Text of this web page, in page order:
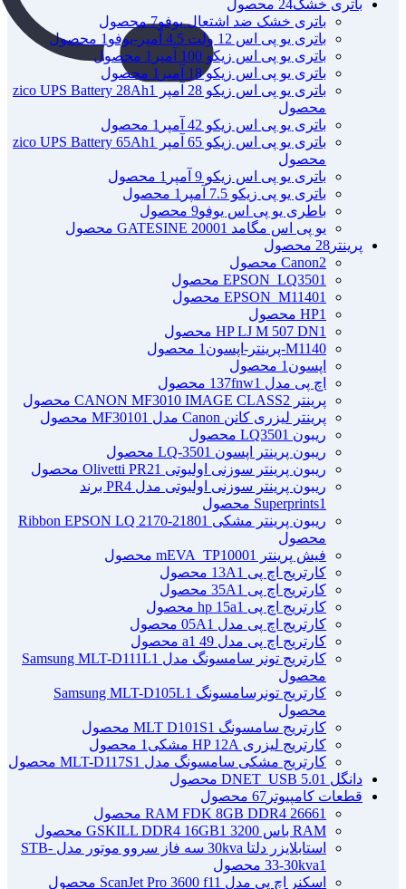
باتری خشک24 محصول
باتری خشک ضد اشتعال یوفو7 محصول
باتری یو پی اس 12 ولت 4.5 آمپر-یوفو
1 محصول
باتری یو پی اس زیکو 100 آمپر
1 محصول
باتری یو پی اس زیکو 18 آمپر
1 محصول
باتری یو پی اس زیکو 28 آمپر zico UPS Battery 28Ah
1
محصول
باتری یو پی اس زیکو 42 آمپر
1 محصول
باتری یو پی اس زیکو 65 آمپر zico UPS Battery 65Ah
1
محصول
باتری یو پی اس زیکو 9 آمپر
1 محصول
باتری یو پی زیکو 7.5 آمپر
1 محصول
باطری یو پی اس یوفو9 محصول
یو پی اس مگامد GATESINE 2000 1 محصول
پرینتر 28 محصول
Canon2 محصول
EPSON_LQ3501 محصول
EPSON_M11401 محصول
HP1 محصول
HP LJ M 507 DN1 محصول
M1140-پرینتر-اپسون
1 محصول
اپسون 1 محصول
اچ پی مدل 137fnw 1 محصول
پرینتر CANON MF3010 IMAGE CLASS 2 محصول
پرینتر لیزری کانن Canon مدل MF3010
1 محصول
ریبون LQ350 1 محصول
ریبون پرینتر اپسون LQ-350 1 محصول
ریبون پرینتر سوزنی اولیوتی Olivetti PR2 1 محصول
ریبون پرینتر سوزنی اولیوتی مدل PR4 برند
Superprints1 محصول
ریبون پرینتر مشکی Ribbon EPSON LQ 2170-2180 1
محصول
فیش پرینتر mEVA_TP1000
1 محصول
کارتریج اچ پی 13A 1 محصول
کارتریج اچ پی 35A 1 محصول
کارتریج اچ پی hp 15a 1 محصول
کارتریج اچ پی مدل 05A 1 محصول
کارتریج اچ پی مدل 49 a
1 محصول
کارتریج تونر سامسونگ مدل Samsung MLT-D111L 1
محصول
کارتریج تونرسامسونگ Samsung MLT-D105L 1
محصول
کارتریج سامسونگ MLT D101S 1 محصول
کارتریج لیزری HP 12A مشکی
1 محصول
کارتریج مشکی سامسونگ مدل MLT-D117S 1 محصول
دانگل DNET_USB 5.0 1 محصول
قطعات کامپیوتر 67 محصول
RAM FDK 8GB DDR4 26661 محصول
RAM باس 3200 GSKILL DDR4 16GB
1 محصول
استابلایزر دلتا 30kva سه فاز سروو موتور مدل STB-
33-30kva1 محصول
اسکنر اچ پی مدل ScanJet Pro 3600 f1 1 محصول